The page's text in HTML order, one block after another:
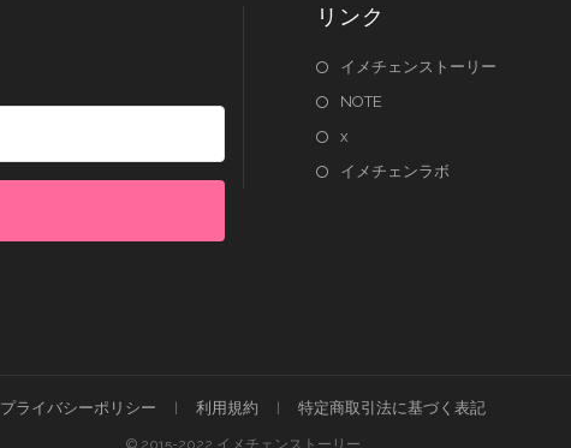
リンク
イメチェンストーリー
NOTE
x
イメチェンラボ
プライバシーポリシー 利用規約 特定商取引法に基づく表記
© 2015-2022 イメチェンストーリー